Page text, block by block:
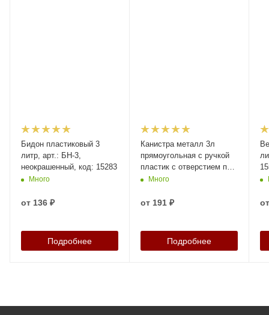
Бидон пластиковый 3
литр, арт.: БН-3,
неокрашенный, код: 15283
Много
от 136 ₽
Подробнее
Канистра металл 3л
прямоугольная с ручкой
пластик с отверстием под
берикап 42мм, арт. КМ-3н
12903
Много
от 191 ₽
Подробнее